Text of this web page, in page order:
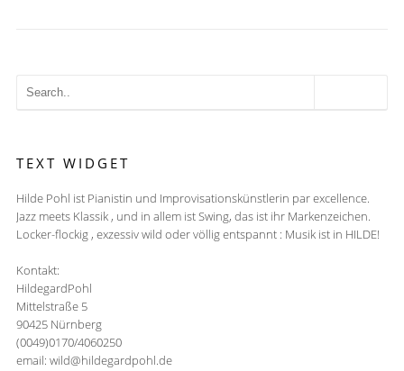
TEXT WIDGET
Hilde Pohl ist Pianistin und Improvisationskünstlerin par excellence.
Jazz meets Klassik , und in allem ist Swing, das ist ihr Markenzeichen.
Locker-flockig , exzessiv wild oder völlig entspannt : Musik ist in HILDE!
Kontakt:
HildegardPohl
Mittelstraße 5
90425 Nürnberg
(0049)0170/4060250
email: wild@hildegardpohl.de